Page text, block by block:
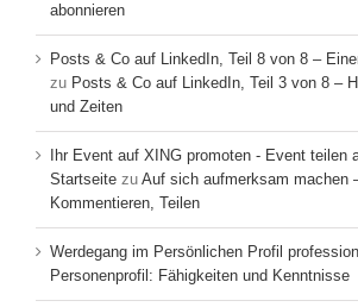
abonnieren
Posts & Co auf LinkedIn, Teil 8 von 8 –
zu Posts & Co auf LinkedIn, Teil 3 von 8 –
und Zeiten
Ihr Event auf XING promoten - Event teilen
Startseite zu Auf sich aufmerksam machen
Kommentieren, Teilen
Werdegang im Persönlichen Profil
Personenprofil: Fähigkeiten und Kenntnisse